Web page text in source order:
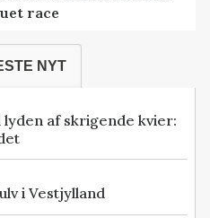
race
NYT
lyden af skrigende kvier:
i Vestjylland